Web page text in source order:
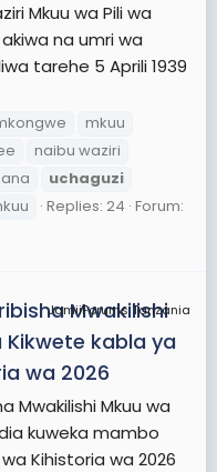
Mkuu wa Pili wa
na umri wa
tarehe 5 Aprili 1939
mkuu
naibu waziri
uchaguzi
Replies: 24 Forum:
JamiiForums Tanzania
Mwakilishi
Kikwete kabla ya
wa 2026
Mwakilishi Mkuu wa
kuweka mambo
Kihistoria wa 2026